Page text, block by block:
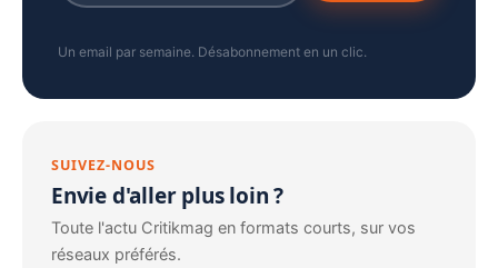
Un email par semaine. Désabonnement en un clic.
SUIVEZ-NOUS
Envie d'aller plus loin ?
Toute l'actu Critikmag en formats courts, sur vos
réseaux préférés.